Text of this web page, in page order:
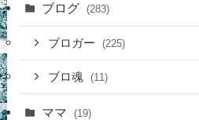
ブログ (283)
ブロガー (225)
ブロ魂 (11)
ママ (19)